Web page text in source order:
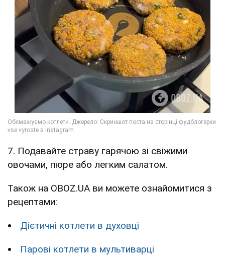
7. Подавайте страву гарячою зі свіжими
овочами, пюре або легким салатом.
Також на OBOZ.UA ви можете ознайомитися з
рецептами:
Дієтичні котлети в духовці
Парові котлети в мультиварці